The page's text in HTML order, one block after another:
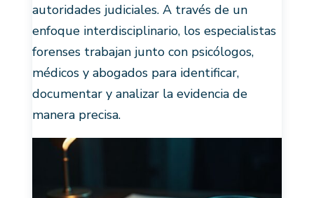
autoridades judiciales. A través de un
enfoque interdisciplinario, los especialistas
forenses trabajan junto con psicólogos,
médicos y abogados para identificar,
documentar y analizar la evidencia de
manera precisa.